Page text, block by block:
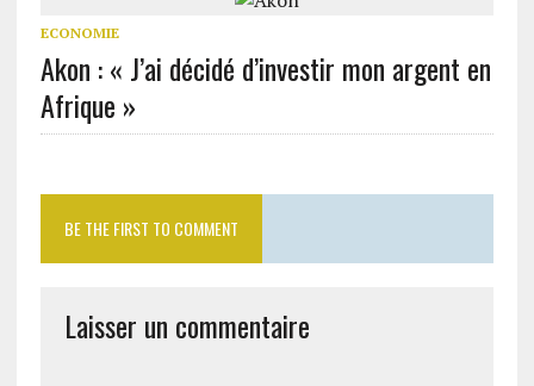
ECONOMIE
Akon : « J’ai décidé d’investir mon argent en
Afrique »
BE THE FIRST TO COMMENT
Laisser un commentaire